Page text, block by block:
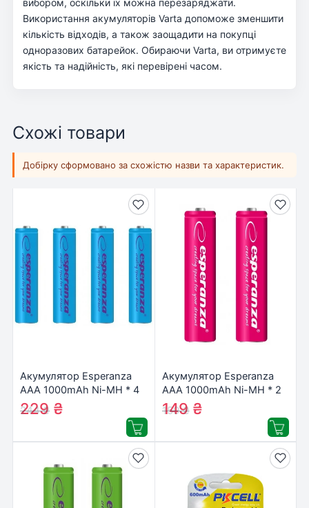
Використання акумуляторів Varta допоможе зменшити
кількість відходів, а також заощадити на покупці
одноразових батарейок. Обираючи Varta, ви отримуєте
якість та надійність, які перевірені часом.
Схожі товари
Добірку сформовано за схожістю назви та характеристик.
Акумулятор Esperanza
AAA 1000mAh Ni-MH * 4
blue (EZA102B)
244₴
229 ₴
Акумулятор Esperanza
AAA 1000mAh Ni-MH * 2
red (EZA101R)
159₴
149₴